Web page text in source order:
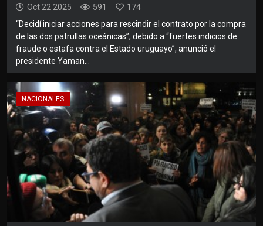
Oct 22 2025 591
174
“Decidí iniciar acciones para rescindir el contrato por la compra
de las dos patrullas oceánicas”, debido a “fuertes indicios de
fraude o estafa contra el Estado uruguayo”, anunció el
presidente Yaman...
NACIONALES